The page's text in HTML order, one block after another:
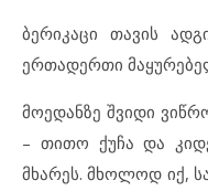
ბერიკაცი თავის
ერთადერთი
მოედანზე შვიდი
– თითო ქუჩა და
მხარეს. მხოლოდ იქ,